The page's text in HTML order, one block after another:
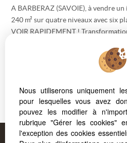
A BARBERAZ (SAVOIE), à vendre
240 m² sur quatre niveaux avec six
VOIR RAPIDEMENT !
Honoraires : 23000€ HT inclus
honoraires) Contact
Les informations sur les risques
disponibles sur le siteGéorisques
Nous utiliserons uniquement
pour lesquelles vous avez
pouvez les modifier à
rubrique "Gérer les cookies"
l'exception des cookies